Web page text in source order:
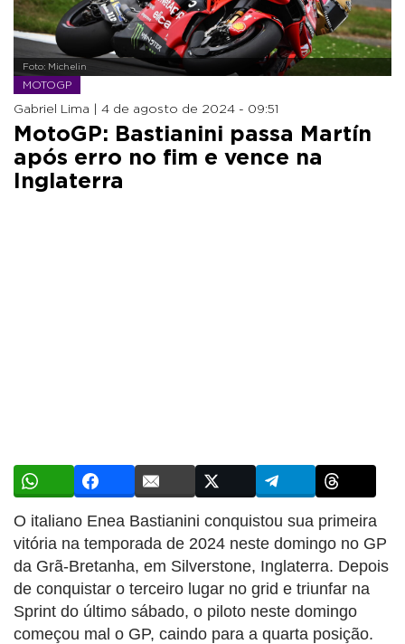
Foto: Michelin
MOTOGP
Gabriel Lima | 4 de agosto de 2024 - 09:51
MotoGP: Bastianini passa Martín
após erro no fim e vence na
Inglaterra
O italiano Enea Bastianini conquistou sua primeira
vitória na temporada de 2024 neste domingo no GP
da Grã-Bretanha, em Silverstone, Inglaterra. Depois
de conquistar o terceiro lugar no grid e triunfar na
Sprint do último sábado, o piloto neste domingo
começou mal o GP, caindo para a quarta posição.